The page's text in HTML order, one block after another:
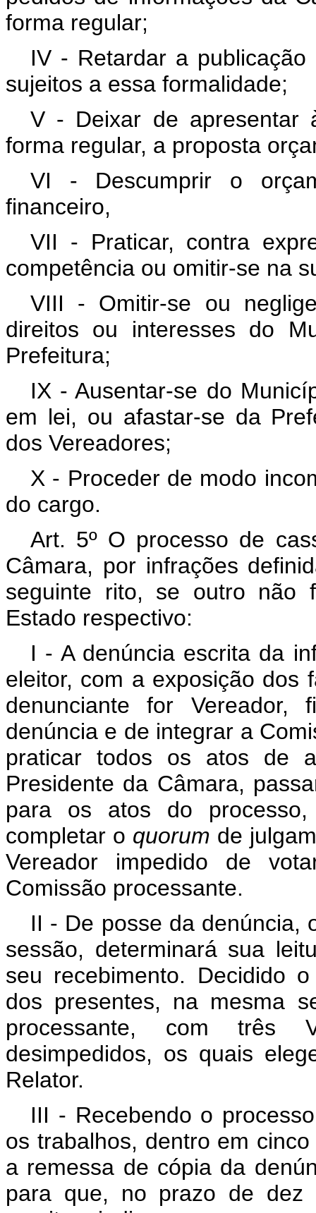
forma regular;
IV - Retardar a
sujeitos a essa formalidade;
V - Deixar de apresentar
forma regular, a proposta
VI - Descumprir o
financeiro,
VII - Praticar, contra
competência ou omitir-se na
VIII - Omitir-se ou
direitos ou interesses do
Prefeitura;
IX - Ausentar-se do
em lei, ou afastar-se da
dos Vereadores;
X - Proceder de modo
do cargo.
Art. 5º O processo de
Câmara, por infrações
seguinte rito, se outro não
Estado respectivo:
I - A denúncia escrita da
eleitor, com a exposição dos
denunciante for
denúncia e de integrar a
praticar todos os atos de
Presidente da Câmara,
para os atos do
completar o quorum de
Vereador impedido de
Comissão processante.
II - De posse da denúncia,
sessão, determinará sua
seu recebimento. Decidido
dos presentes, na mesma
processante, com três
desimpedidos, os quais
Relator.
III - Recebendo o
os trabalhos, dentro em
a remessa de cópia da
para que, no prazo de dez